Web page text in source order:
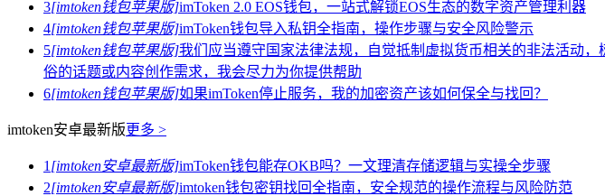
3[imtoken钱包苹果版]imToken 2.0 EOS钱包，一站式解锁EOS生态的数字资产管理利器
4[imtoken钱包苹果版]imToken钱包导入私钥全指南，操作步骤与安全风险警示
5[imtoken钱包苹果版]我们应当遵守国家法律法规，自觉抵制虚拟货币相关的非法活动
俗的话题或内容创作需求，我会尽力为你提供帮助
6[imtoken钱包苹果版]如果imToken停止服务，我的加密资产该如何保全与找回？
imtoken安卓最新版更多 >
1 [imtoken安卓最新版]imToken钱包能存OKB吗？一文理清存储逻辑与实操全步骤
2[imtoken安卓最新版]imtoken钱包密钥找回全指南，安全规范的操作流程与风险防范